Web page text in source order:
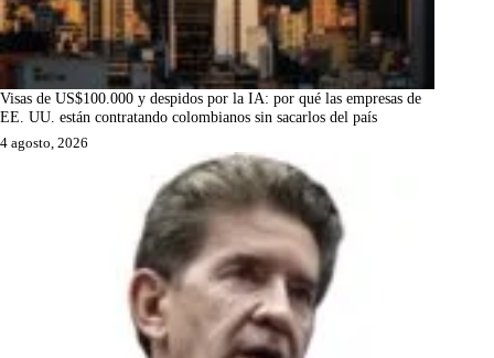
Visas de US$100.000 y despidos por la IA: por qué las empresas de
EE. UU. están contratando colombianos sin sacarlos del país
4 agosto, 2026